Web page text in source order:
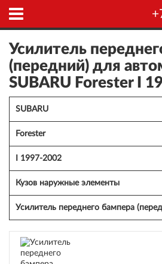
Усилитель
(передний) для
SUBARU Forester I
SUBARU
Forester
I 1997-2002
Кузов наружные элементы
Усилитель переднего бампера